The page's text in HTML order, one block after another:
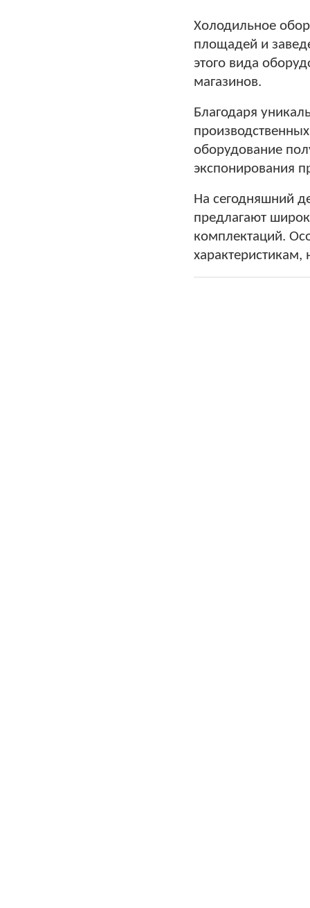
Холодильное
площадей и
этого вида
магазинов.
Благодаря
оборудование
экспонирования
На сегодняшний
предлагают
комплектаций.